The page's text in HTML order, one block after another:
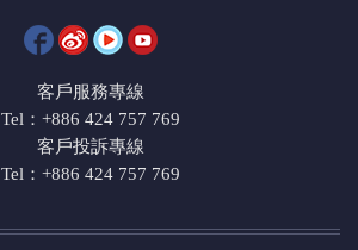
客戶服務專線
Tel：+886 424 757 769
客戶投訴專線
Tel：+886 424 757 769